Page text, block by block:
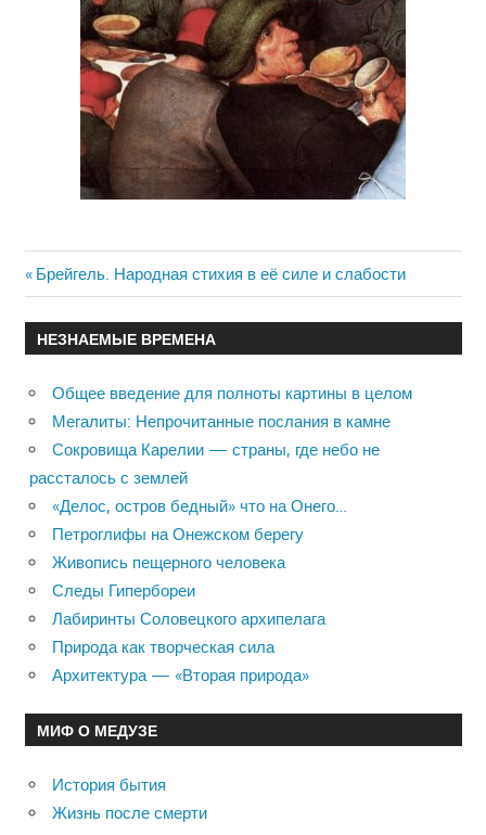
Навигация
по
записям
Previous
Post:
Брейгель. Народная стихия в её силе и слабости
НЕЗНАЕМЫЕ ВРЕМЕНА
Общее введение для полноты картины в целом
Мегалиты: Непрочитанные послания в камне
Сокровища Карелии — страны, где небо не
рассталось с землей
«Делос, остров бедный» что на Онего…
Петроглифы на Онежском берегу
Живопись пещерного человека
Следы Гипербореи
Лабиринты Соловецкого архипелага
Природа как творческая сила
Архитектура — «Вторая природа»
МИФ О МЕДУЗЕ
История бытия
Жизнь после смерти